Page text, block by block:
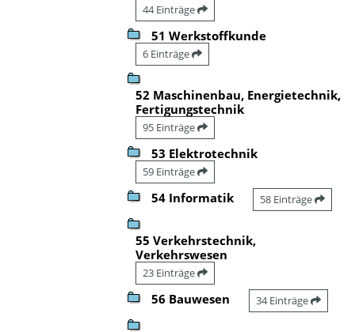
44 Einträge
51 Werkstoffkunde
6 Einträge
52 Maschinenbau, Energietechnik,
Fertigungstechnik
95 Einträge
53 Elektrotechnik
59 Einträge
54 Informatik 58 Einträge
55 Verkehrstechnik,
Verkehrswesen
23 Einträge
56 Bauwesen 34 Einträge